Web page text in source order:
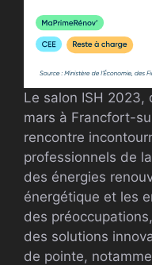
Le salon ISH 2023,
mars à Francfort-
rencontre
professionnels de
des énergies
énergétique et les
des
des solutions
de pointe,